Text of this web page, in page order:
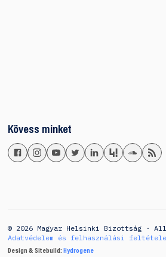
Kövess minket
© 2026 Magyar Helsinki Bizottság ·
Adatvédelem és felhasználási
Design & Sitebuild: Hydrogene